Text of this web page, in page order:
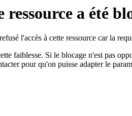
ressource a été
l'accès à cette ressource car la
faiblesse. Si le blocage n'est pas
pour qu'on puisse adapter le